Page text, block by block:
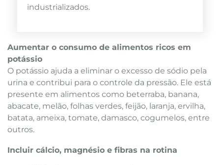
industrializados.
Aumentar o consumo de alimentos ricos em
potássio
O potássio ajuda a eliminar o excesso de sódio pela
urina e contribui para o controle da pressão. Ele está
presente em alimentos como beterraba, banana,
abacate, melão, folhas verdes, feijão, laranja, ervilha,
batata, ameixa, tomate, damasco, cogumelos, entre
outros.
Incluir cálcio, magnésio e fibras na rotina